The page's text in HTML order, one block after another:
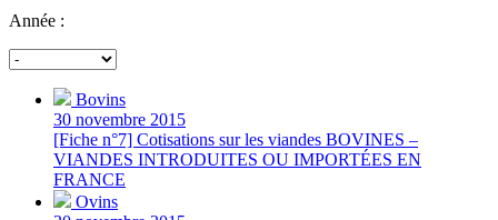
Année :
Bovins
30 novembre 2015
[Fiche n°7] Cotisations sur les viandes BOVINES –
VIANDES INTRODUITES OU IMPORTÉES EN
FRANCE
Ovins